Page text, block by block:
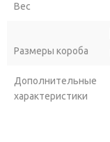
Вес
Размеры короба
Дополнительные
характеристики